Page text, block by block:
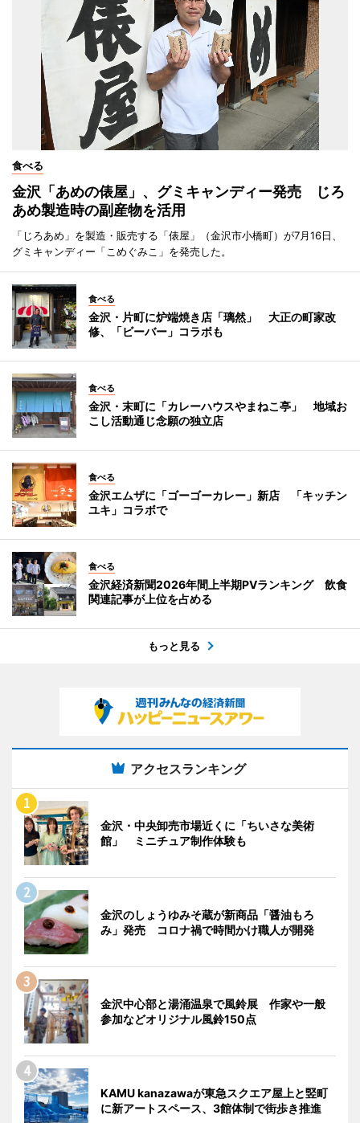
食べる
金沢「あめの俵屋」、グミキャンディー発売 じろ
あめ製造時の副産物を活用
「じろあめ」を製造・販売する「俵屋」（金沢市小橋町）が7月16日、
グミキャンディー「こめぐみこ」を発売した。
食べる
金沢・片町に炉端焼き店「璃然」 大正の町家改
修、「ビーバー」コラボも
食べる
金沢・末町に「カレーハウスやまねこ亭」 地域お
こし活動通じ念願の独立店
食べる
金沢エムザに「ゴーゴーカレー」新店 「キッチン
ユキ」コラボで
食べる
金沢経済新聞2026年間上半期PVランキング 飲食
関連記事が上位を占める
もっと見る
アクセスランキング
金沢・中央卸売市場近くに「ちいさな美術
館」 ミニチュア制作体験も
金沢のしょうゆみそ蔵が新商品「醤油もろ
み」発売 コロナ禍で時間かけ職人が開発
金沢中心部と湯涌温泉で風鈴展 作家や一般
参加などオリジナル風鈴150点
KAMU kanazawaが東急スクエア屋上と竪町
に新アートスペース、3館体制で街歩き推進